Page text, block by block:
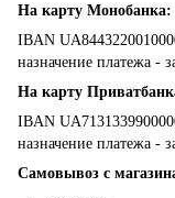
На карту Монобанка:
IBAN
назначение платежа -
На карту
IBAN
назначение платежа -
Самовывоз с